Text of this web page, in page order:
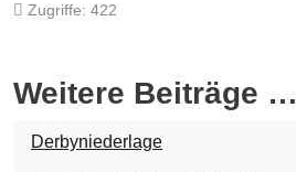
Zugriffe: 422
Weitere Beiträge …
Derbyniederlage